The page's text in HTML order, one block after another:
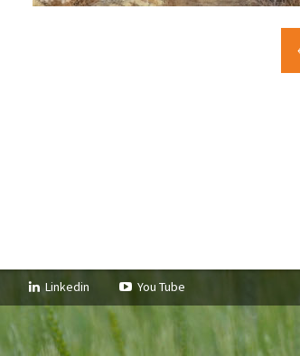
Linkedin You Tube